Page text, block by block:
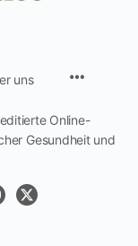
uns
Online-
Gesundheit und